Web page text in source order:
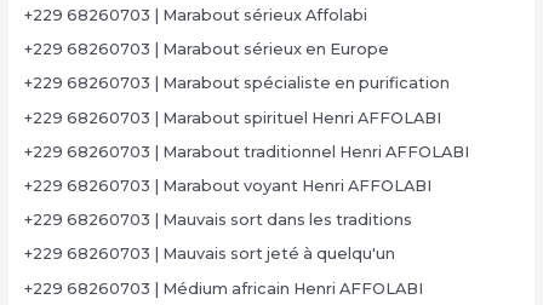
+229 68260703 | Marabout sérieux Affolabi
+229 68260703 | Marabout sérieux en Europe
+229 68260703 | Marabout spécialiste en purification
+229 68260703 | Marabout spirituel Henri AFFOLABI
+229 68260703 | Marabout traditionnel Henri AFFOLABI
+229 68260703 | Marabout voyant Henri AFFOLABI
+229 68260703 | Mauvais sort dans les traditions
+229 68260703 | Mauvais sort jeté à quelqu'un
+229 68260703 | Médium africain Henri AFFOLABI